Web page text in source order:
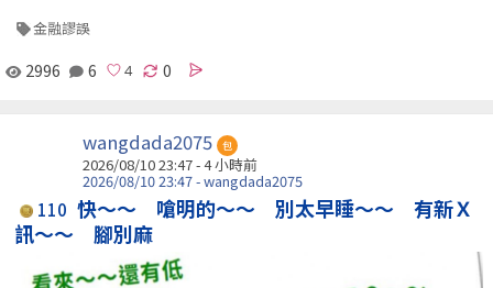
金融謬誤
2996 6 0
wangdada2075 包
2026/08/10 23:47 -4 小時前
2026/08/10 23:47 - wangdada2075
110 快～～ 嗆明的～～ 別太早睡～～ 有新Ｘ
訊～～ 腳別麻